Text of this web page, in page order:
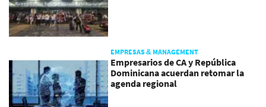
EMPRESAS & MANAGEMENT
Empresarios de CA y República
Dominicana acuerdan retomar la
agenda regional